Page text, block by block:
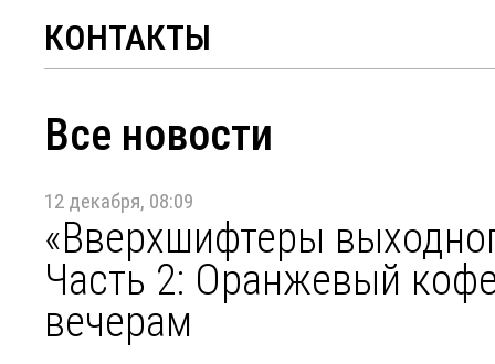
КОНТАКТЫ
Все новости
12 декабря, 08:09
«Вверхшифтеры
Часть 2: Оранжевый
вечерам